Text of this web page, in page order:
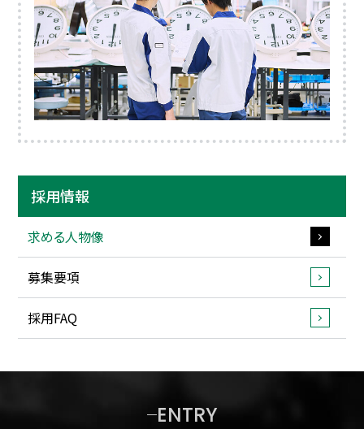
採用情報
求める人物像
募集要項
採用FAQ
ENTRY